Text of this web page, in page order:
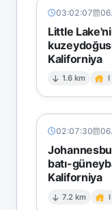
03:02:07
Little
Kaliforniya
1.6 km I
02:07:30
batı-
Kaliforniya
7.2 km I